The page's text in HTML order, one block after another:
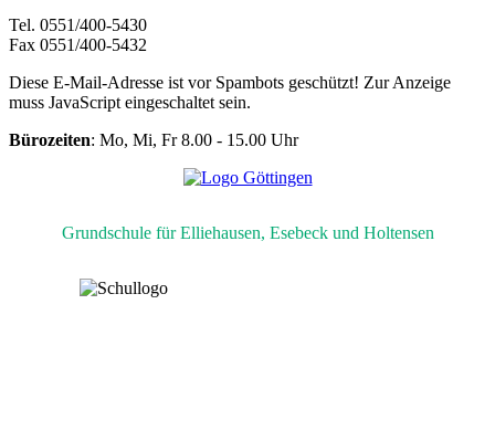
Tel. 0551/400-5430
Fax 0551/400-5432
Diese E-Mail-Adresse ist vor Spambots geschützt! Zur Anzeige
muss JavaScript eingeschaltet sein.
Bürozeiten: Mo, Mi, Fr 8.00 - 15.00 Uhr
Grundschule für Elliehausen, Esebeck und Holtensen